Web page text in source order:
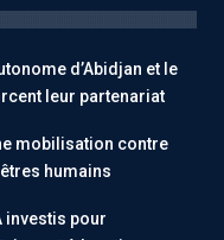
d’Abidjan et le
leur partenariat
mobilisation contre
humains
investis pour